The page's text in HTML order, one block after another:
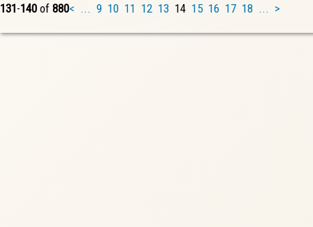
131-140 of 880< ... 9 10 11 12 13 14 15 16 17 18 ... >